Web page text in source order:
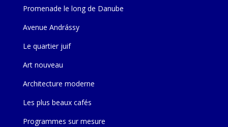
Promenade le long de Danube
Avenue Andrássy
Le quartier juif
Art nouveau
Architecture moderne
Les plus beaux cafés
Programmes sur mesure